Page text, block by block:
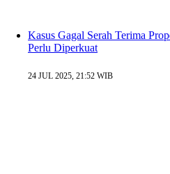
Kasus Gagal Serah Terima
Perlu Diperkuat
24 JUL 2025, 21:52 WIB